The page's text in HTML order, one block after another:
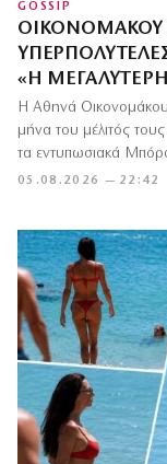
GOSSIP
ΟΙΚΟΝΟΜΆΚΟΥ
«Η
05.08.2026 — 22:42
Η Αθηνά
μήνα του μέλιτός
τα εντυπωσιακά